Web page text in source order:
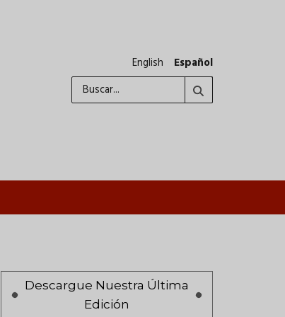
English
Español
Descargue Nuestra Última
Edición
Paginación